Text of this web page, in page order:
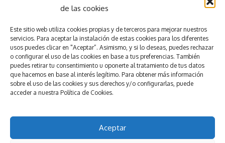
de las cookies
Este sitio web utiliza cookies propias y de terceros para mejorar nuestros
servicios. Para aceptar la instalación de estas cookies para los diferentes
usos puedes clicar en "Aceptar”. Asimismo, y si lo deseas, puedes rechazar
o configurar el uso de las cookies en base a tus preferencias. También
puedes retirar tu consentimiento u oponerte al tratamiento de tus datos
que hacemos en base al interés legítimo. Para obtener más información
sobre el uso de las cookies y sus derechos y/o configurarlas, puede
acceder a nuestra Política de Cookies.
Aceptar
Consigue eléxito
en tu evento